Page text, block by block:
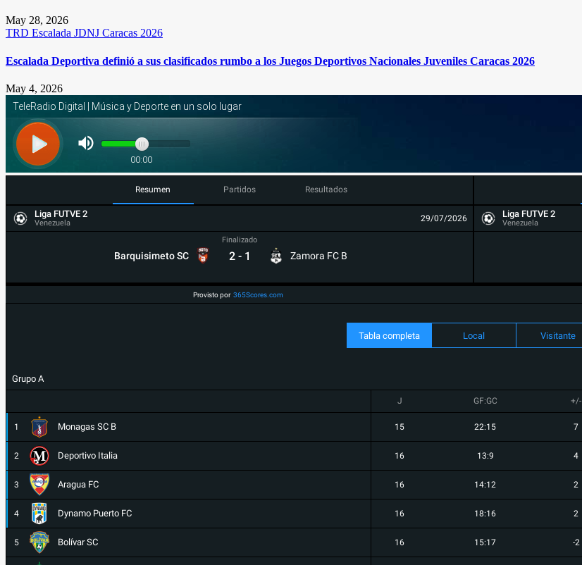
May 28, 2026
TRD Escalada JDNJ Caracas 2026
Escalada Deportiva definió a sus clasificados rumbo a los Juegos Deportivos Nacionales Juveniles Caracas 2026
May 4, 2026
Resumen Partidos Resultados
Liga FUTVE 2
Venezuela 29/07/2026
Barquisimeto SC
Finalizado
2 - 1 Zamora FC B
Provisto por 365Scores.com
Liga FUTVE 2
Venezuela
Tabla completa Local Visitante
Grupo A
J GF:GC +/-
1 Monagas SC B 15 22:15 7
2 Deportivo Italia 16 13:9 4
3 Aragua FC 16 14:12 2
4 Dynamo Puerto FC 16 18:16 2
5 Bolívar SC 16 15:17 -2